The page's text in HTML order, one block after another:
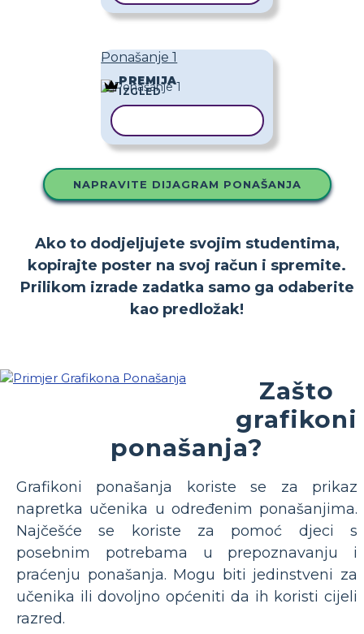
Ponašanje 1
PREMIJA
IZGLED
NAPRAVITE DIJAGRAM PONAŠANJA
Ako to dodjeljujete svojim studentima,
kopirajte poster na svoj račun i spremite.
Prilikom izrade zadatka samo ga odaberite
kao predložak!
Zašto
grafikoni
ponašanja?
Grafikoni ponašanja koriste se za prikaz
napretka učenika u određenim ponašanjima.
Najčešće se koriste za pomoć djeci s
posebnim potrebama u prepoznavanju i
praćenju ponašanja. Mogu biti jedinstveni za
učenika ili dovoljno općeniti da ih koristi cijeli
razred.